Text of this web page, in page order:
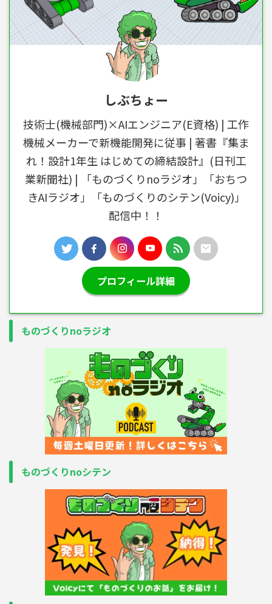
しぶちょー
技術士(機械部門)×AIエンジニア(E資格) | 工作
機械メーカーで新機能開発に従事 | 著書『集ま
れ！設計1年生 はじめての締結設計』(日刊工
業新聞社) | 「ものづくりnoラジオ」「おちつ
きAIラジオ」「ものづくりのシテン(Voicy)」
配信中！！
プロフィール詳細
ものづくりnoラジオ
ものづくりnoシテン